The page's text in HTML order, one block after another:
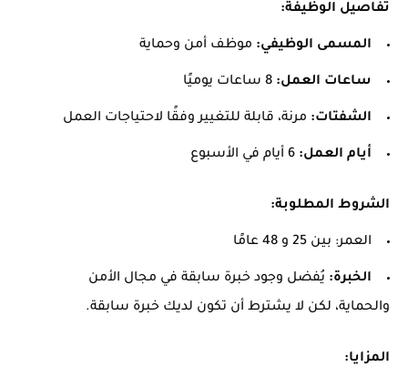
تفاصيل الوظيفة:
المسمى الوظيفي: موظف أمن وحماية
ساعات العمل:
الشفتات: مرنة، قابلة للتغيير وفقًا لاحتياجات العمل
أيام العمل:
الشروط المطلوبة:
العمر: بين 25 و 48 عامًا
الخبرة: يُفضل وجود خبرة سابقة في مجال الأمن
والحماية، لكن لا يشترط أن تكون لديك خبرة سابقة.
المزايا: